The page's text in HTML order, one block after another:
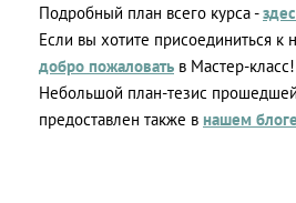
Подробный план всего курса -
Если вы хотите присоединиться
добро пожаловать в Мастер-класс!
Небольшой план-тезис
предоставлен также в нашем блоге